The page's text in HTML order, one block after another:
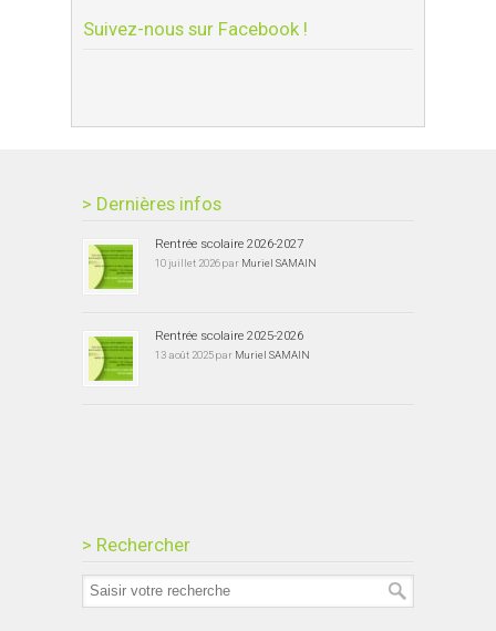
Suivez-nous sur Facebook !
> Dernières infos
Rentrée scolaire 2026-2027
10 juillet 2026 par Muriel SAMAIN
Rentrée scolaire 2025-2026
13 août 2025 par Muriel SAMAIN
> Rechercher